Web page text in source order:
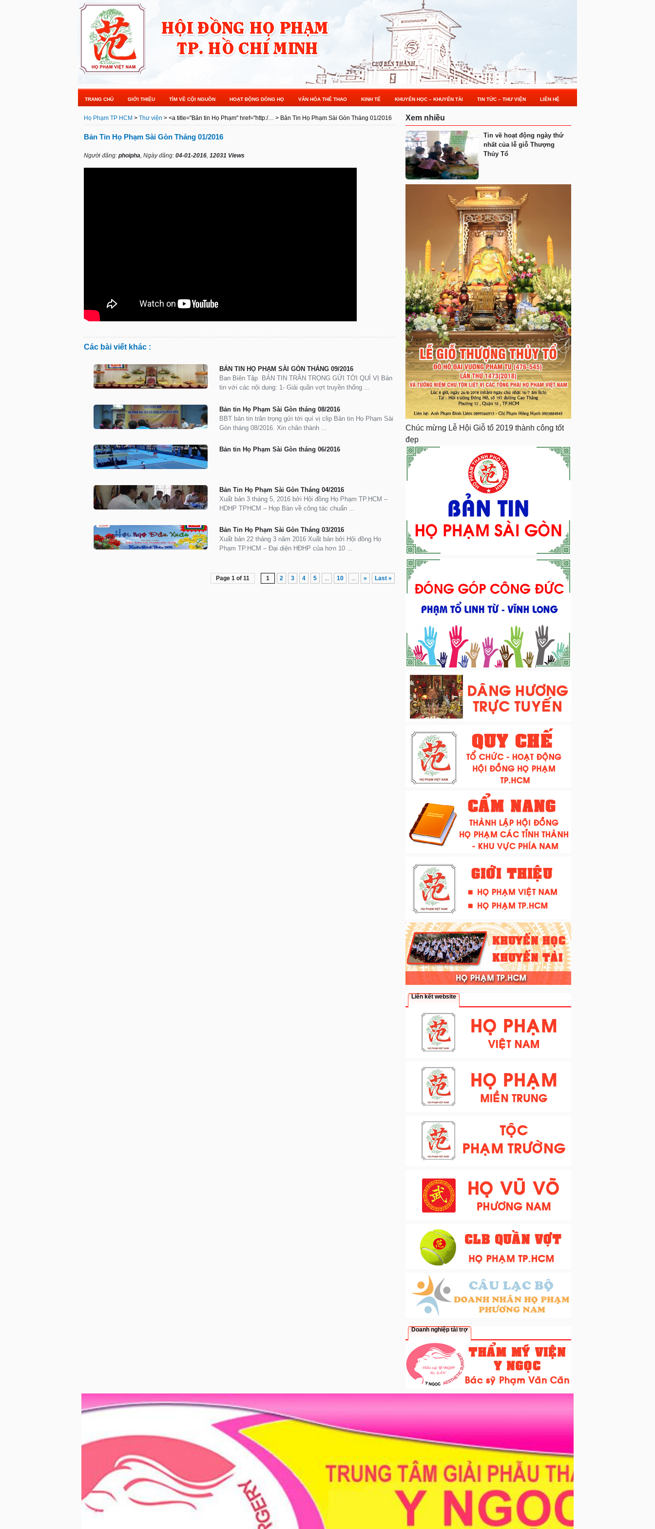
TRANG CHỦ GIỚI THIỆU TÌM VỀ CỘI NGUỒN HOẠT ĐỘNG DÒNG HỌ VĂN HÓA THỂ THAO KINH TẾ KHUYẾN HỌC – KHUYẾN TÀI TIN TỨC – THƯ VIỆN LIÊN HỆ
Họ Phạm TP HCM > Thư viện > <a title="Bản tin Họ Phạm" href="http:/… > Bản Tin Họ Phạm Sài Gòn Tháng 01/2016
Bản Tin Họ Phạm Sài Gòn Tháng 01/2016
Người đăng: phoipha, Ngày đăng: 04-01-2016, 12031 Views
Các bài viết khác :
BẢN TIN HỌ PHẠM SÀI GÒN THÁNG 09/2016
Ban Biên Tập BẢN TIN TRÂN TRỌNG GỬI TỚI QUÍ VỊ Bản
tin với các nội dung: 1- Giải quần vợt truyền thống ...
Bản tin Họ Phạm Sài Gòn tháng 08/2016
BBT bản tin trân trọng gửi tới quí vị clip Bản tin Họ Phạm Sài
Gòn tháng 08/2016. Xin chân thành ...
Bản tin Họ Phạm Sài Gòn tháng 06/2016
Bản Tin Họ Phạm Sài Gòn Tháng 04/2016
Xuất bản 3 tháng 5, 2016 bởi Hội đồng Họ Phạm TP.HCM –
HDHP TPHCM – Họp Bàn về công tác chuẩn ...
Bản Tin Họ Phạm Sài Gòn Tháng 03/2016
Xuất bản 22 tháng 3 năm 2016 Xuất bản bởi Hội đồng Họ
Phạm TP.HCM – Đại diện HĐHP của hơn 10 ...
Page 1 of 11 1 2 3 4 5 10 » Last »
Xem nhiều
Tin về hoạt động ngày thứ
nhất của lễ giỗ Thượng
Thủy Tổ
Chúc mừng Lễ Hội Giỗ tổ 2019 thành công tốt
đẹp
Liên kết website
Doanh nghiệp tài trợ